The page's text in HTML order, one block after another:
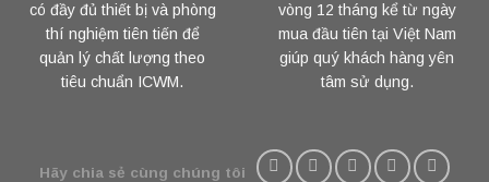
có đầy đủ thiết bị và phòng
thí nghiệm tiên tiến để
quản lý chất lượng theo
tiêu chuẩn ICWM.
vòng 12 tháng kể từ ngày
mua đầu tiên tại Việt Nam
giúp quý khách hàng yên
tâm sử dụng.
Hãy chia sẻ cùng chúng tôi